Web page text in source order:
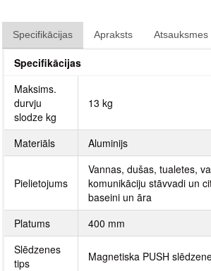
Specifikācijas Apraksts Atsauksmes
Specifikācijas
Maksims.
durvju
slodze kg
13 kg
Materiāls Aluminijs
Pielietojums
Vannas, dušas, tualetes,
komunikāciju stāvvadi un
baseini un āra
Platums
400 mm
Slēdzenes
tips
Magnetiska PUSH